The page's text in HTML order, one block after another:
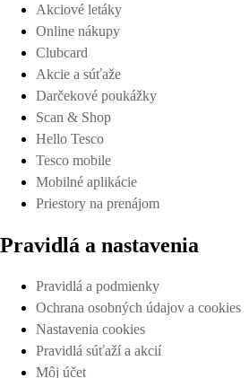
Akciové letáky
Online nákupy
Clubcard
Akcie a súťaže
Darčekové poukážky
Scan & Shop
Hello Tesco
Tesco mobile
Mobilné aplikácie
Priestory na prenájom
Pravidlá a nastavenia
Pravidlá a podmienky
Ochrana osobných údajov a cookies
Nastavenia cookies
Pravidlá súťaží a akcií
Môj účet